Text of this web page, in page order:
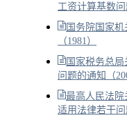
工资计算基数问
国务院国家
（1981）
国家税务总
问题的通知（
最高人民法
适用法律若干问